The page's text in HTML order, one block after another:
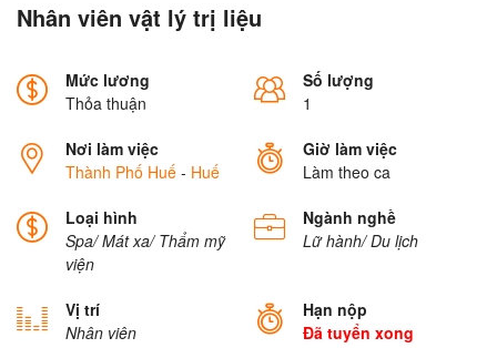
Nhân viên vật lý trị liệu
Mức lương
Thỏa thuận
Số lượng
1
Nơi làm việc
Thành Phố Huế - Huế
Giờ làm việc
Làm theo ca
Loại hình
Spa/ Mát xa/ Thẩm mỹ
viện
Ngành nghề
Lữ hành/ Du lịch
Vị trí
Nhân viên
Hạn nộp
Đã tuyển xong